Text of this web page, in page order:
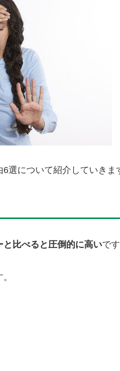
選について紹介していきま
と比べると圧倒的に高いです